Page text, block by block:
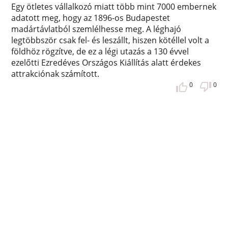
Egy ötletes vállalkozó miatt több mint 7000 embernek
adatott meg, hogy az 1896-os Budapestet
madártávlatból szemlélhesse meg. A léghajó
legtöbbször csak fel- és leszállt, hiszen kötéllel volt a
földhöz rögzítve, de ez a légi utazás a 130 évvel
ezelőtti Ezredéves Országos Kiállítás alatt érdekes
attrakciónak számított.
0 0